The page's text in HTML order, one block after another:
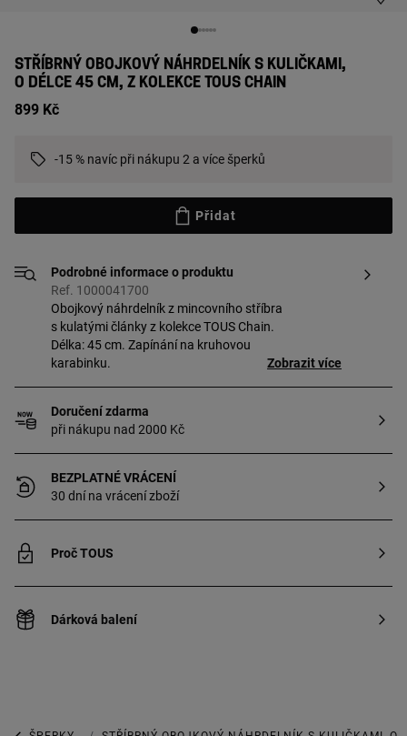
STŘÍBRNÝ OBOJKOVÝ NÁHRDELNÍK S KULIČKAMI,
O DÉLCE 45 CM, Z KOLEKCE TOUS CHAIN
899 Kč
-15 % navíc při nákupu 2 a více šperků
Přidat
Podrobné informace o produktu
Ref. 1000041700
Obojkový náhrdelník z mincovního stříbra
s kulatými články z kolekce TOUS Chain.
Délka: 45 cm. Zapínání na kruhovou
karabinku.
Zobrazit více
Doručení zdarma
při nákupu nad 2000 Kč
BEZPLATNÉ VRÁCENÍ
30 dní na vrácení zboží
Proč TOUS
Dárková balení